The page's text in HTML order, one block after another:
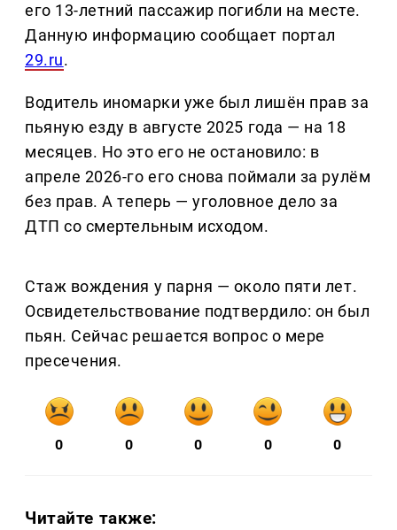
его 13-летний пассажир погибли на месте.
Данную информацию сообщает портал
29.ru.
Водитель иномарки уже был лишён прав за
пьяную езду в августе 2025 года — на 18
месяцев. Но это его не остановило: в
апреле 2026-го его снова поймали за рулём
без прав. А теперь — уголовное дело за
ДТП со смертельным исходом.
Стаж вождения у парня — около пяти лет.
Освидетельствование подтвердило: он был
пьян. Сейчас решается вопрос о мере
пресечения.
0 0 0 0 0
Читайте также: